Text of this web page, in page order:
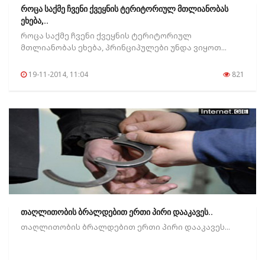
როცა საქმე ჩვენი ქვეყნის ტერიტორიულ მთლიანობას
ეხება,..
როცა საქმე ჩვენი ქვეყნის ტერიტორიულ
მთლიანობას ეხება, პრინციპულები უნდა ვიყოთ...
19-11-2014, 11:04 821
თაღლითობის ბრალდებით ერთი პირი დააკავეს..
თაღლითობის ბრალდებით ერთი პირი დააკავეს...